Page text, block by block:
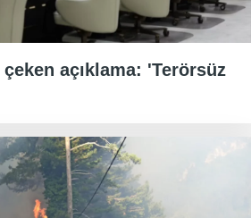
açıklama: 'Terörsüz